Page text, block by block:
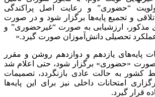
“حضوری” و رعایت اصل پراکندگی
و تجمیع پایه‌ها برگزار شود و در صورت
ارزشیابی به صورت “غیرحضوری” و
تحصیلی دانش‌آموزان صورت گیرد.»
پایه‌های یازدهم و دوازدهم روشن و مقرر
به صورت «حضوری» برگزار شود، حتی اعلام شد
کشور به حالت عادی بازنگردد، تصمیمات
امتحانات داخلی نیز برای این پایه‌ها
قرار گیرد.